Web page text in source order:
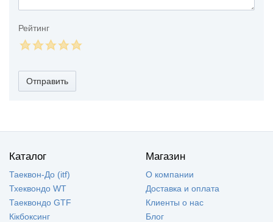
Рейтинг
Отправить
Каталог
Таеквон-До (itf)
Тхеквондо WT
Таеквондо GTF
Кікбоксинг
Магазин
О компании
Доставка и оплата
Клиенты о нас
Блог